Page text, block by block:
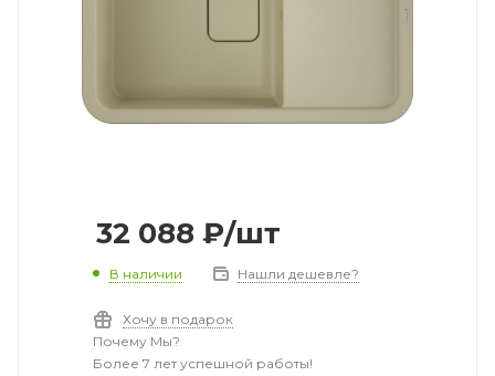
32 088 ₽/шт
В наличии Нашли дешевле?
Хочу в подарок
Почему Мы?
Более 7 лет успешной работы!